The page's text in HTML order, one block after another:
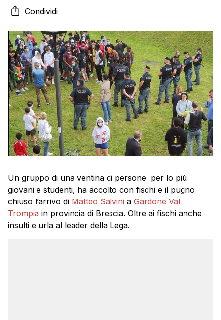
stadio “c’è solo un capitano”. Per oltre venti minuti
Salvini si è gettato tra la gente con le distanze anti
Condividi
Un gruppo di una ventina di persone, per lo più
giovani e studenti, ha accolto con fischi e il pugno
chiuso l’arrivo di Matteo Salvini a Gardone Val
Trompia in provincia di Brescia. Oltre ai fischi anche
insulti e urla al leader della Lega.